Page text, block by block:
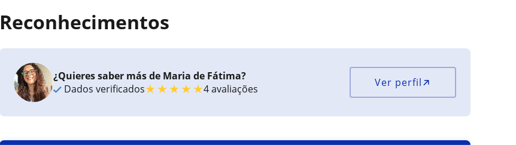
Reconhecimentos
¿Quieres saber más de Maria de Fátima?
Dados verificados★★★★★4 avaliações Ver perfil